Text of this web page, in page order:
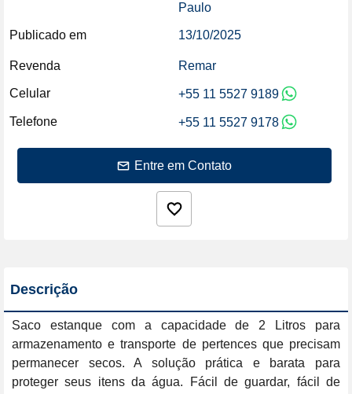
Paulo
Publicado em 13/10/2025
Revenda Remar
Celular +55 11 5527 9189
Telefone +55 11 5527 9178
Entre em Contato
Descrição
Saco estanque com a capacidade de 2 Litros para
armazenamento e transporte de pertences que precisam
permanecer secos. A solução prática e barata para
proteger seus itens da água. Fácil de guardar, fácil de